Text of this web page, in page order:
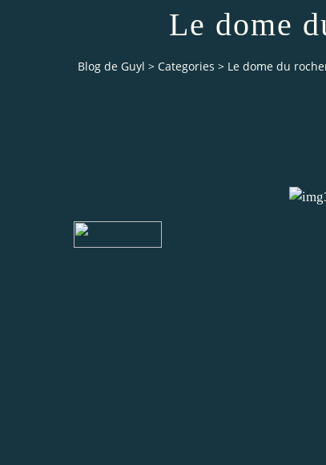
Le dome
Blog de Guyl > Categories > Le dome du